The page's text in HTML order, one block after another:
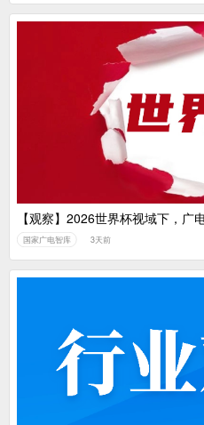
【观察】2026世界杯视域下，广
国家广电智库 3天前